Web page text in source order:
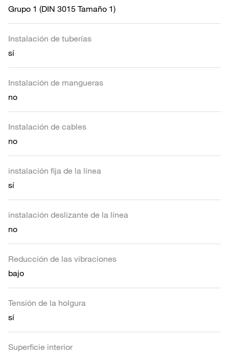
Grupo 1 (DIN 3015 Tamaño 1)
Instalación de tuberías
sí
Instalación de mangueras
no
Instalación de cables
no
instalación fija de la línea
sí
instalación deslizante de la línea
no
Reducción de las vibraciones
bajo
Tensión de la holgura
sí
Superficie interior